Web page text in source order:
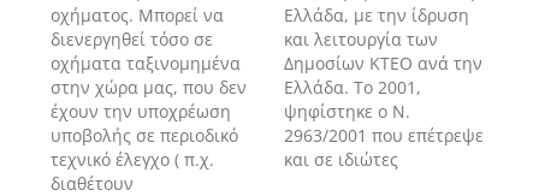
οχήματος. Μπορεί να
διενεργηθεί τόσο σε
οχήματα ταξινομημένα
στην χώρα μας, που δεν
έχουν την υποχρέωση
υποβολής σε περιοδικό
τεχνικό έλεγχο ( π.χ.
διαθέτουν
Ελλάδα, με την ίδρυση
και λειτουργία των
Δημοσίων ΚΤΕΟ ανά την
Ελλάδα. Τo 2001,
ψηφίστηκε ο Ν.
2963/2001 που επέτρεψε
και σε ιδιώτες